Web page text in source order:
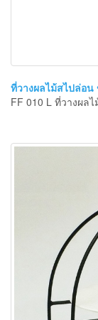
ที่วางผลไม้สไปล่อ
FF 010 L ที่วางผล